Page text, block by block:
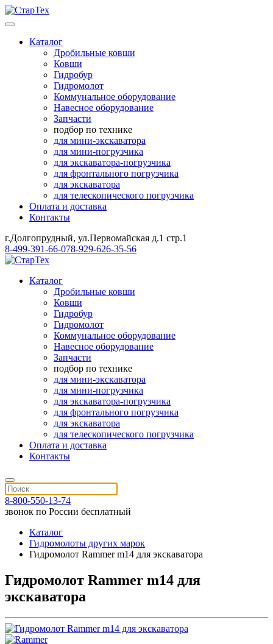
Каталог
Дробильные ковши
Ковши
Гидробур
Гидромолот
Коммунальное оборудование
Навесное оборудование
Запчасти
подбор по технике
для мини-экскаватора
для мини-погрузчика
для экскаватора-погрузчика
для фронтального погрузчика
для экскаватора
для телескопического погрузчика
Оплата и доставка
Контакты
г.Долгопрудный, ул.Первомайская д.1 стр.1
8-499-391-66-078-929-626-35-56
Каталог
Дробильные ковши
Ковши
Гидробур
Гидромолот
Коммунальное оборудование
Навесное оборудование
Запчасти
подбор по технике
для мини-экскаватора
для мини-погрузчика
для экскаватора-погрузчика
для фронтального погрузчика
для экскаватора
для телескопического погрузчика
Оплата и доставка
Контакты
8-800-550-13-74
звонок по России бесплатный
Каталог
Гидромолоты других марок
Гидромолот Rammer m14 для экскаватора
Гидромолот Rammer m14 для
экскаватора